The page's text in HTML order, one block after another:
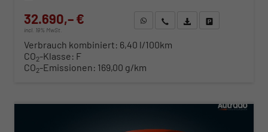
32.690,– €
incl. 19% MwSt.
WhatsApp anfragen
Wir rufen Sie anFahrzeugexposé (PDF)
Verbrauch kombiniert: 6,40 l/100km
CO2-Klasse: F
CO2-Emissionen: 169,00 g/km